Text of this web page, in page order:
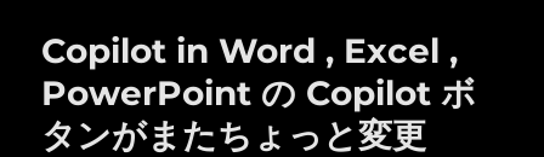
Copilot in Word , Excel ,
PowerPoint の Copilot ボ
タンがまたちょっと変更